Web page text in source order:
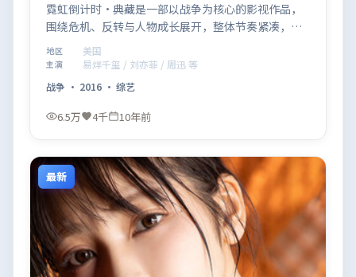
霓虹倒计时·典藏是一部以战争为核心的影视作品，
围绕危机、反转与人物成长展开，整体节奏紧凑，值
得推荐观看。
地区 美国
主演
易烊千玺 / 刘亦菲 / 周迅 等
战争 · 2016 · 综艺
6.5万 4千 10年前
最新